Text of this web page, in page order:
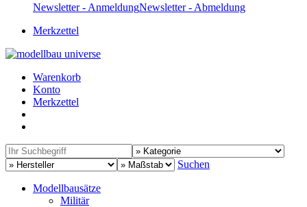
Newsletter - AnmeldungNewsletter - Abmeldung
Merkzettel
Warenkorb
Konto
Merkzettel
Suchen
Modellbausätze
Militär